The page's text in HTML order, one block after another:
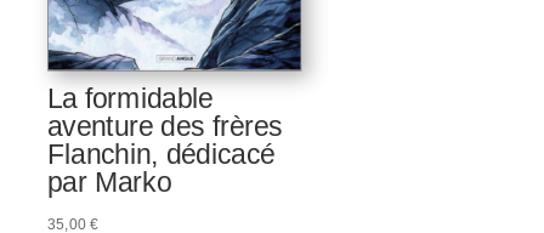
La formidable
aventure des frères
Flanchin, dédicacé
par Marko
35,00€